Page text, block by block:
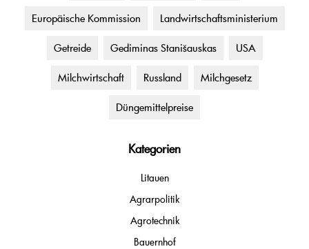
Europäische Kommission Landwirtschaftsministerium
Getreide Gediminas Stanišauskas USA
Milchwirtschaft Russland Milchgesetz
Düngemittelpreise
Kategorien
Litauen
Agrarpolitik
Agrotechnik
Bauernhof